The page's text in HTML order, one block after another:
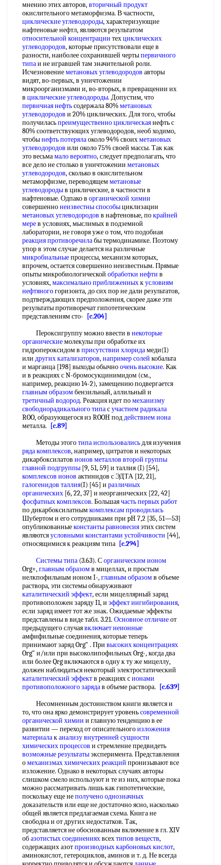
мнению этих авторов,вторичный продукт
окислительного метаморфизма. В частности,
циклические углеводороды, характеризующие
нафтеновые нефтл, являются результатом
относительной концентрации техциклических
углеводородов, которые присутствовали еще в
разности, наиболее сохранившей чертыпервичного
типаи не игравшей там значительной роли.
Исчезновениеметановых углеводородов авторы
видят, во-первых, в уничтожении
микроорганизмами и, во-вторых, в превращении их
в циклические углеводороды. Допустим, что
первичная нефтьсодержала 80%метановых
углеводородов и 20% циклических. Для того, чтобы
получиласьпреимущественно циклическаянефть с
80% соответствующих углеводородов, необ ходимо,
чтобынефть потерялаоколо 94% своихметановых
углеводородов или около 75% своей массы. Так как
это весьмамало вероятно, следует предполагать, что
все дело не столько в уничтожении метановых
углеводородов, сколько в окислительном
метаморфизме, переводящемметановые
углеводородыв циклические, в частности в
нафтеновые. Одпако в органической химии
совершеннонеизвестны способыциклизации
метановых углеводородов в нафтеновые, покрайней
мерев условиях, мыслимых в подземной
лаборатории, не говоря уже о том, что подобиая
реакция противоречилабы термодинамике. Поэтому
упор в этом случае делается на различные
микробиальныепроцессы, механизм которых,
впрочем, остается совершенно неизвестным. Прямые
опыты микробиологической обработки нефти в
условиях,максимально приближенныхкусловиям
нефтяногогоризонта, до сих пор не дали результатов,
подтверждающих предположения, скорее даже эти
результаты противоречат гипотетическим
представлениям сто-
[c.204]
Пероксигруппу можно ввести в некоторые
органическиемолекулы при обработке их
гидропероксидом в присутствии хлоридамеди(1)
или других катализаторов,например солей кобальта
и марганца [198] выходы обычноочень высокие. Как
и в реакциях с N-бромосукцинимидом (см.,
например, реакцию 14-2), замещению подвергается
главным образомбензильный, аллильный и
третичный водород. Реакция идет помеханизму
свободнорадикального типасучастием радикала
ROO, образующегося из ROOH поддействием иона
металла.
[c.89]
Методы этоготипа использовалисьдля изучения
ряда комплексов, например, цитратов и некоторых
дикарбоксилатов ионов металлов второй группы
главной подгруппы [9, 51, 59] и таллия (I) [54],
комплексов ионов актинидов с ЭДТА [12, 21],
галогенидов таллия(I) [45] и различных
органических [6, 22, 37] и неорганических [22, 42]
фосфатных комплексов. Большаячасть первых работ
по дикарбоксилатнымкомплексам проводилась
Шубертом и его сотрудниками при pH 7,2 [35, 51—53]
опубликованныеконстанты равновесияэтих систем
являютсяусловными константами устойчивости [44],
относящимися к реакциям типа [c.294]
Системы типа (3.63). Сорганическим ионом
Org+,главным образомв мицеллах, и простым
нелкпофильным ионом I-,главным образомв объеме
раствора, эти системы обнаруживают
каталитический эффект, если мицеллярный заряд
противоположен заряду I1, и эффект ингибирования,
если заряд имеет тот же знак. Ожидаемые эффекты
представлены в виде табл. 3.21. Основное отличиеот
предыдущего случаявключает неионные
амфифильные соединения, которые теперь
принимают заряд Org" . При высоких концентрациях
Org" и/или при высоколипофильных Org-, когда два
или более Qrg включаются в одну к ту же мицеллу,
должен наблюдаться некоторый электростатический
каталитический эффектв реакциях сионами
противоположного зарядав объеме раствора.
[c.639]
Несомненным достоинством книги является и
то, что она ярко демонстрирует уровеньсовременной
органической химии и главную тенденцию в ее
развитии — переход от описательногоизложения
материалаканализу внутренней сущности
химических процессов и стремление предвидеть
возможные результатыэксперимента. Представления
омеханизмах химических реакций пронизывают все
изложение. Однако в некоторых случаях авторы
слишком смело используют и те из них, которые пока
можно рассматривать лишь как гипотетические,
поскольку еще неполучено однозначных
доказательств или еще не достаточно ясно, насколько
общей является предлагаемая схема. Книга не
свободна и от других недостатков. Так,
представляется не обоснованным включение в гл. XIV
обазотистых соединенияхвсехтипов веществ,
содержащих азотпроизводных карбоновых кислот,
аминокислот, гетероциклов, аминов и т. д. Не всегда